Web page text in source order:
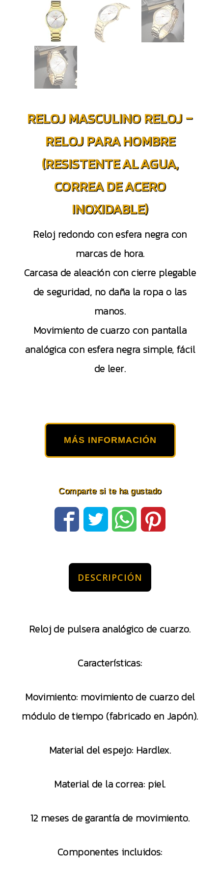
RELOJ MASCULINO RELOJ –
RELOJ PARA HOMBRE
(RESISTENTE AL AGUA,
CORREA DE ACERO
INOXIDABLE)
Reloj redondo con esfera negra con
marcas de hora.
Carcasa de aleación con cierre plegable
de seguridad, no daña la ropa o las
manos.
Movimiento de cuarzo con pantalla
analógica con esfera negra simple, fácil
de leer.
MÁS INFORMACIÓN
Comparte si te ha gustado
DESCRIPCIÓN
Reloj de pulsera analógico de cuarzo.
Características:
Movimiento: movimiento de cuarzo del
módulo de tiempo (fabricado en Japón).
Material del espejo: Hardlex.
Material de la correa: piel.
12 meses de garantía de movimiento.
Componentes incluidos: